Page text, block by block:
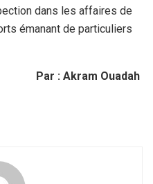
dans les affaires de
émanant de particuliers
Par : Akram Ouadah